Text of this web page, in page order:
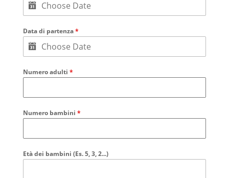
Data di partenza*
Numero adulti *
Numero bambini *
Età dei bambini (Es. 5, 3, 2...)